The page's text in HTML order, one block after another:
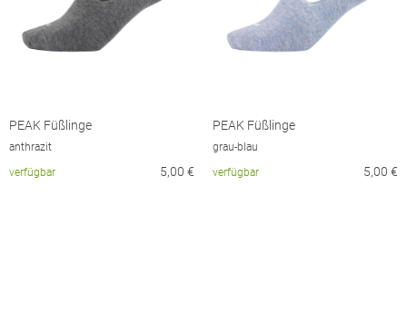
PEAK Füßlinge
anthrazit
verfügbar
5,00 €
PEAK Füßlinge
grau-blau
verfügbar
5,00 €